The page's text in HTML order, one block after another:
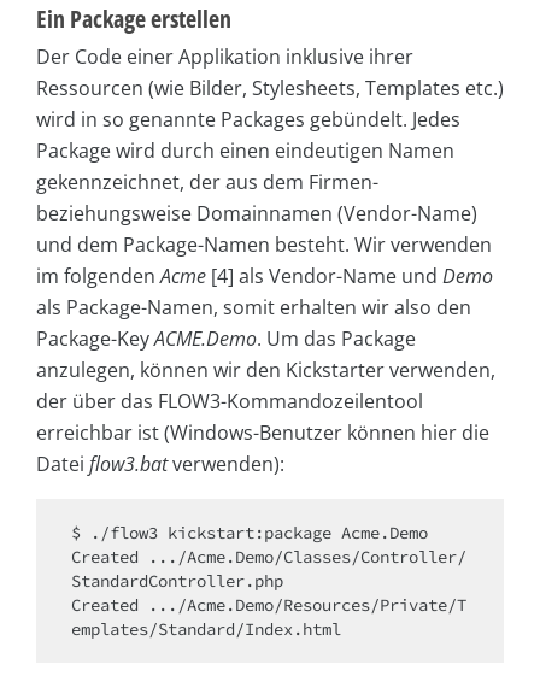
Ein Package erstellen
Der Code einer Applikation inklusive ihrer
Ressourcen (wie Bilder, Stylesheets, Templates etc.)
wird in so genannte Packages gebündelt. Jedes
Package wird durch einen eindeutigen Namen
gekennzeichnet, der aus dem Firmen-
beziehungsweise Domainnamen (Vendor-Name)
und dem Package-Namen besteht. Wir verwenden
im folgendenAcme [4] als Vendor-Name und Demo
als Package-Namen, somit erhalten wir also den
Package-KeyACME.Demo. Um das Package
anzulegen, können wir den Kickstarter verwenden,
der über das FLOW3-Kommandozeilentool
erreichbar ist (Windows-Benutzer können hier die
Datei flow3.batverwenden):
$ ./flow3 kickstart:package Acme.Demo
Created .../Acme.Demo/Classes/Controller/
StandardController.php
Created .../Acme.Demo/Resources/Private/T
emplates/Standard/Index.html